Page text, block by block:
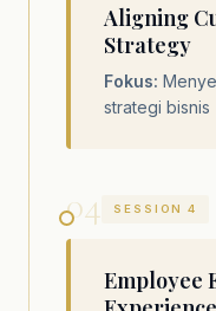
Aligning
Strategy
Fokus:
strategi bisnis
04 SESSION 4
Employee